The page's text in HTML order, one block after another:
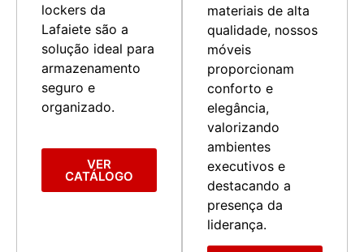
lockers da
Lafaiete são a
solução ideal para
armazenamento
seguro e
organizado.
VER
CATÁLOGO
materiais de alta
qualidade, nossos
móveis
proporcionam
conforto e
elegância,
valorizando
ambientes
executivos e
destacando a
presença da
liderança.